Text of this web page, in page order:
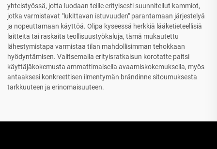
yhteistyössä, jotta luodaan teille erityisesti suunnitellut kammiot,
jotka varmistavat "lukittavan istuvuuden" parantamaan järjestelyä
ja nopeuttamaan käyttöä. Olipa kyseessä herkkiä lääketieteellisiä
laitteita tai raskaita teollisuustyökaluja, tämä mukautettu
lähestymistapa varmistaa tilan mahdollisimman tehokkaan
hyödyntämisen. Valitsemalla erityisratkaisun korotatte paitsi
käyttäjäkokemusta ammattimaisella avaamiskokemuksella, myös
antaaksesi konkreettisen ilmentymän brändinne sitoumuksesta
tarkkuuteen ja erinomaisuuteen.